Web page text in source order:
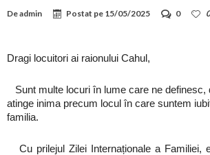
Deadmin Postat pe 15/05/2025 0 0
Dragi locuitori ai raionului Cahul,
Sunt multe locuri în lume care ne definesc,
atinge inima precum locul în care suntem
familia.
Cu prilejul Zilei Internaționale a Familiei,